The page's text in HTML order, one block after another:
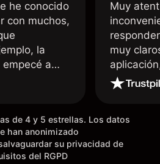
he conocido
con muchos,
la
a
de mi
a mi cuenta
que
mucha
razón,
Muy
muy
de 4 y 5 estrellas. Los datos
han anonimizado
su privacidad de
del RGPD